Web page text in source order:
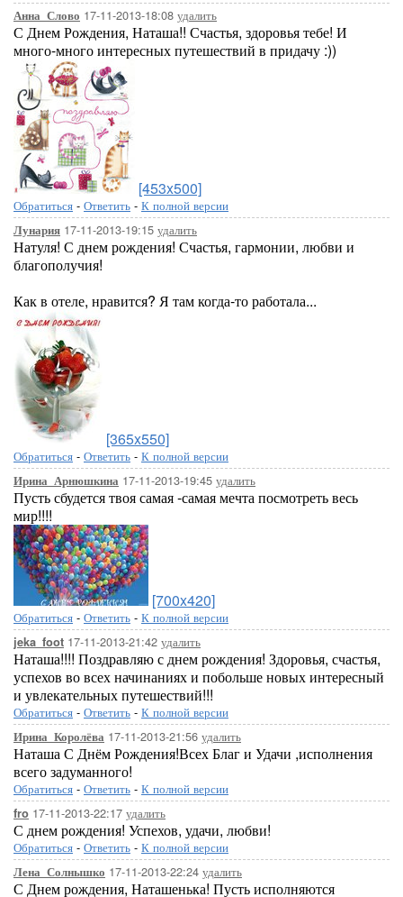
Анна_Слово 17-11-2013-18:08 удалить
С Днем Рождения, Наташа!! Счастья, здоровья тебе! И
много-много интересных путешествий в придачу :))
[453x500]
Обратиться - Ответить - К полной версии
Лунария 17-11-2013-19:15 удалить
Натуля! С днем рождения! Счастья, гармонии, любви и
благополучия!
Как в отеле, нравится? Я там когда-то работала...
[365x550]
Обратиться - Ответить - К полной версии
Ирина_Арнюшкина 17-11-2013-19:45 удалить
Пусть сбудется твоя самая -самая мечта посмотреть весь
мир!!!!
[700x420]
Обратиться - Ответить - К полной версии
jeka_foot 17-11-2013-21:42 удалить
Наташа!!!! Поздравляю с днем рождения! Здоровья, счастья,
успехов во всех начинаниях и побольше новых интересный
и увлекательных путешествий!!!
Обратиться - Ответить - К полной версии
Ирина_Королёва 17-11-2013-21:56 удалить
Наташа С Днём Рождения!Всех Благ и Удачи ,исполнения
всего задуманного!
Обратиться - Ответить - К полной версии
fro 17-11-2013-22:17 удалить
С днем рождения! Успехов, удачи, любви!
Обратиться - Ответить - К полной версии
Лена_Солнышко 17-11-2013-22:24 удалить
С Днем рождения, Наташенька! Пусть исполняются